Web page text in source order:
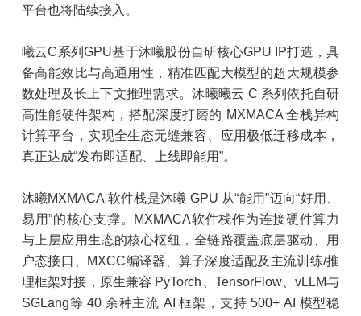
平台也将陆续接入。
曦云C系列GPU基于沐曦股份自研核心GPU IP打造，具
备高能效比与高通用性，精准匹配大模型的超大规模参
数处理及长上下文推理需求。沐曦曦云 C 系列依托自研
高性能硬件架构，搭配深度打磨的 MXMACA 全栈异构
计算平台，实现全生态无缝兼容、应用极低迁移成本，
真正达成“发布即适配、上线即能用”。
沐曦MXMACA 软件栈是沐曦 GPU 从“能用”迈向“好用、
易用”的核心支撑。MXMACA软件栈作为连接硬件算力
与上层应用生态的核心枢纽，全链路覆盖底层驱动、用
户态接口、MXCC编译器、算子深度适配及主流训练/推
理框架对接，原生兼容 PyTorch、TensorFlow、vLLM与
SGLang等 40 余种主流 AI 框架，支持 500+ AI 模型稳